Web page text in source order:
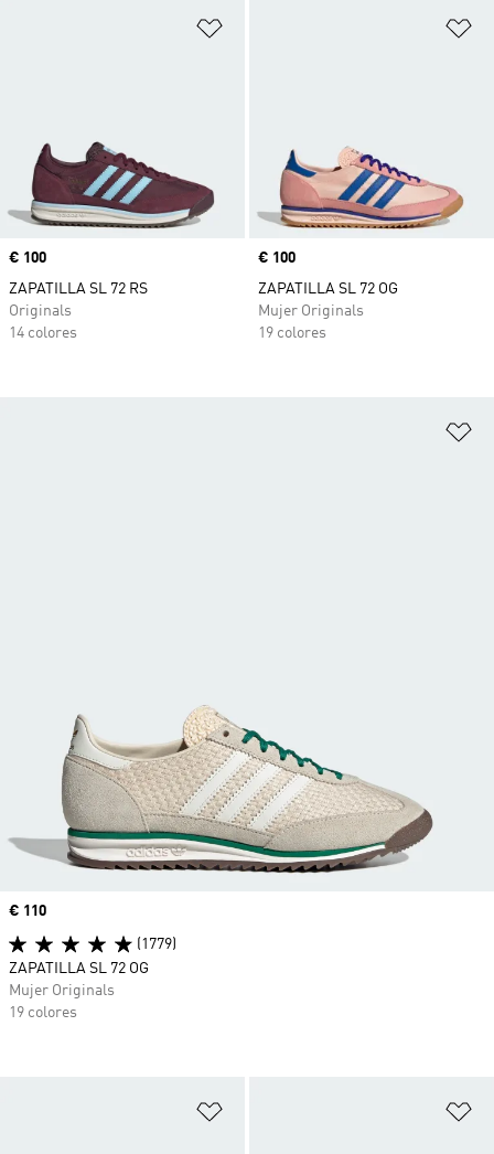
Precio
€ 100
ZAPATILLA SL 72 RS
Originals
14 colores
Precio
€ 100
ZAPATILLA SL 72 OG
Mujer Originals
19 colores
Precio
€ 110
(1779)
ZAPATILLA SL 72 OG
Mujer Originals
19 colores